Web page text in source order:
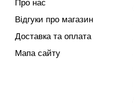
Про нас
Відгуки про магазин
Доставка та оплата
Мапа сайту